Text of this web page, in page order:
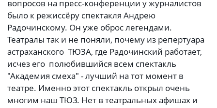
вопросов на пресс-конференции у журналистов
было к режиссёру спектакля Андрею
Радочинскому. Он уже оброс легендами.
Театралы так и не поняли, почему из репертуара
астраханского ТЮЗА, где Радочинский работает,
исчез его полюбившийся всем спектакль
"Академия смеха" - лучший на тот момент в
театре. Именно этот спектакль открыл очень
многим наш ТЮЗ. Нет в театральных афишах и